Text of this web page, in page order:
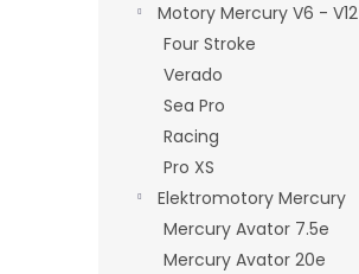
Motory Mercury V6 - V12
Four Stroke
Verado
Sea Pro
Racing
Pro XS
Elektromotory Mercury
Mercury Avator 7.5e
Mercury Avator 20e